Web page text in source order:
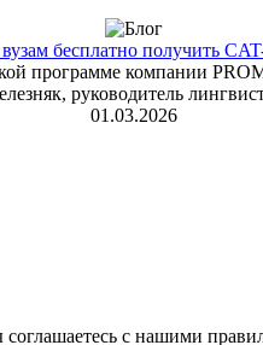
бесплатно получить
программе компании
руководитель
01.03.2026
с нашими